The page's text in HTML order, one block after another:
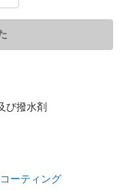
び撥水剤
ーティング